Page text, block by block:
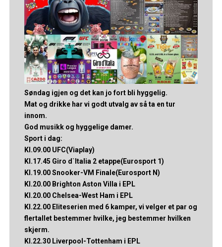
Søndag igjen og det kan jo fort bli hyggelig.
Mat og drikke har vi godt utvalg av så ta en tur
innom.
God musikk og hyggelige damer.
Sport i dag:
Kl.09.00 UFC(Viaplay)
Kl.17.45 Giro d`Italia 2 etappe(Eurosport 1)
Kl.19.00 Snooker-VM Finale(Eurosport N)
Kl.20.00 Brighton Aston Villa i EPL
Kl.20.00 Chelsea-West Ham i EPL
Kl.22.00 Eliteserien med 6 kamper, vi velger et par og
flertallet bestemmer hvilke, jeg bestemmer hvilken
skjerm.
Kl.22.30 Liverpool-Tottenham i EPL